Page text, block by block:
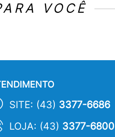
VOCÊ
SITE: (43) 3377-6686
LOJA: (43) 3377-6800